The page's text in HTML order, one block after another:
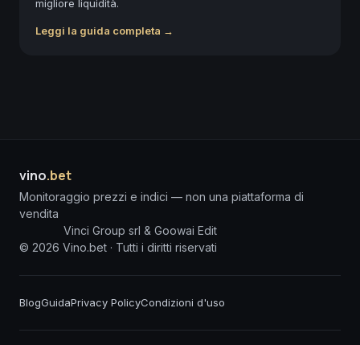
migliore liquidità.
Leggi la guida completa →
vino.bet
Monitoraggio prezzi e indici — non una piattaforma di
vendita
Vinci Group srl & Goowai Edit
© 2026 Vino.bet · Tutti i diritti riservati
BlogGuidaPrivacy PolicyCondizioni d'uso